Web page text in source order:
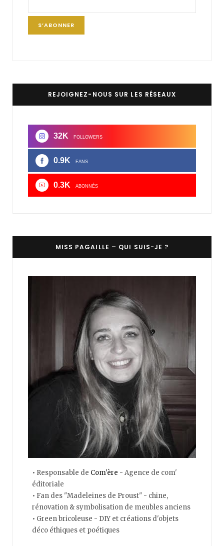
REJOIGNEZ-NOUS SUR LES RÉSEAUX
32K FOLLOWERS
0.9K FANS
0.3K ABONNÉS
MISS PAGAILLE – QUI SUIS-JE ?
• Responsable de Com'ère - Agence de com'
éditoriale
• Fan des "Madeleines de Proust" - chine,
rénovation & symbolisation de meubles anciens
• Green bricoleuse - DIY et créations d'objets
déco éthiques et poétiques